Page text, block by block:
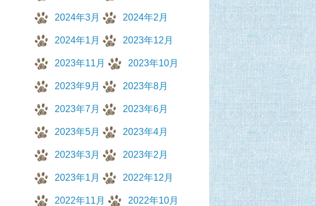
2024年3月 2024年2月
2024年1月 2023年12月
2023年11月 2023年10月
2023年9月 2023年8月
2023年7月 2023年6月
2023年5月 2023年4月
2023年3月 2023年2月
2023年1月 2022年12月
2022年11月 2022年10月